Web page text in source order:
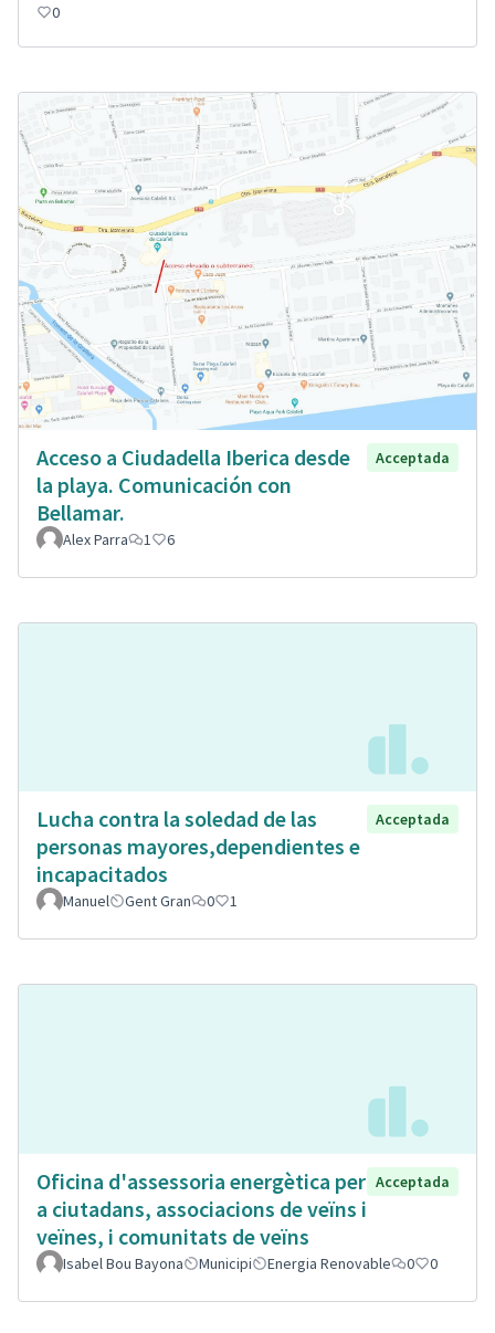
0
Acceso a Ciudadella Iberica desde
la playa. Comunicación con
Bellamar.
Acceptada
Alex Parra 1 6
Lucha contra la soledad de las
personas mayores,dependientes e
incapacitados
Acceptada
Manuel Gent Gran 0 1
Oficina d'assessoria energètica per
a ciutadans, associacions de veïns i
veïnes, i comunitats de veïns
Acceptada
Isabel Bou Bayona Municipi Energia Renovable 0 0